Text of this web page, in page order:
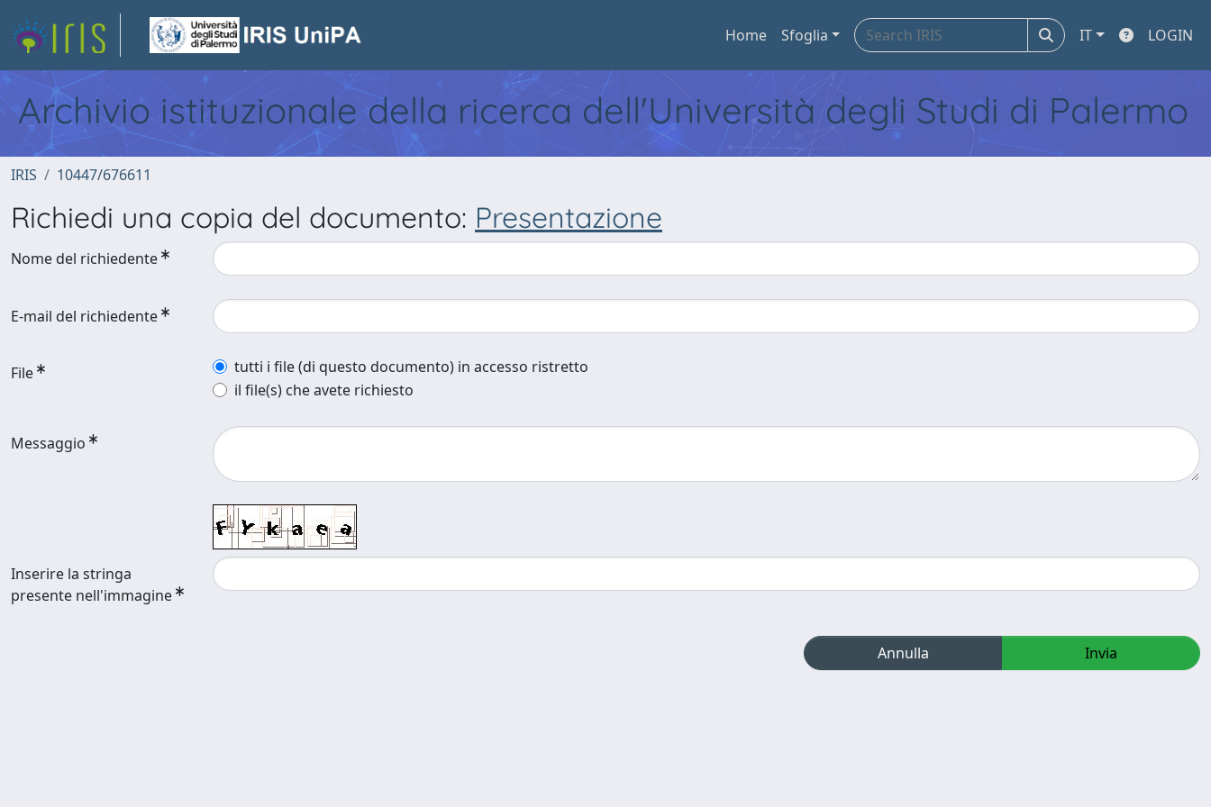
Home Sfoglia IT LOGIN
Archivio istituzionale della ricerca dell'Università degli Studi di Palermo
IRIS 10447/676611
Richiedi una copia del documento: Presentazione
Nome del richiedente
E-mail del richiedente
File
tutti i file (di questo documento) in accesso ristretto
il file(s) che avete richiesto
Messaggio
Inserire la stringa
presente nell'immagine
Annulla Invia